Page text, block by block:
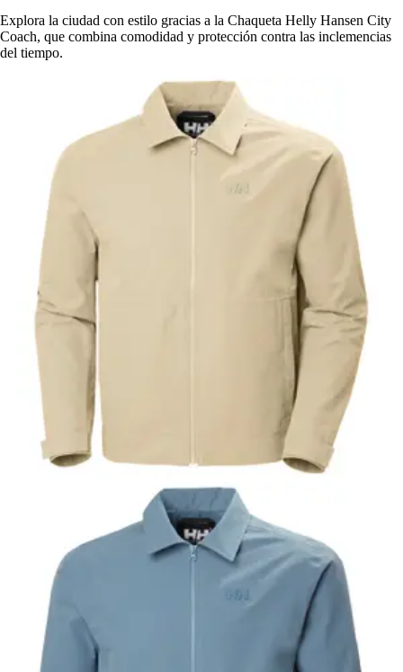
Explora la ciudad con estilo gracias a la Chaqueta Helly Hansen City
Coach, que combina comodidad y protección contra las inclemencias
del tiempo.